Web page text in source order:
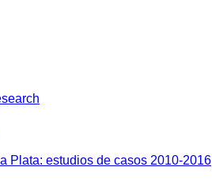
Plata: estudios de casos 2010-2016